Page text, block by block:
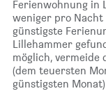
Ferienwohnung in
weniger pro Nacht
günstigste
Lillehammer
möglich,
(dem teuersten
günstigsten